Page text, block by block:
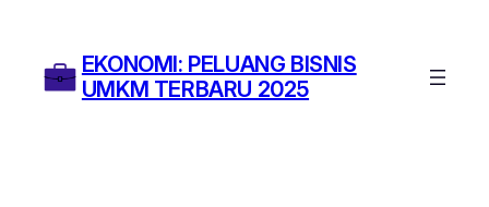
EKONOMI: PELUANG BISNIS
UMKM TERBARU 2025